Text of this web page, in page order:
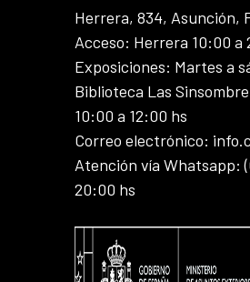
Herrera, 834, Asunción,
Acceso: Herrera 10:00 a
Exposiciones: Martes a
Biblioteca Las
10:00 a 12:00 hs
Correo electrónico:
Atención vía Whatsapp:
20:00 hs